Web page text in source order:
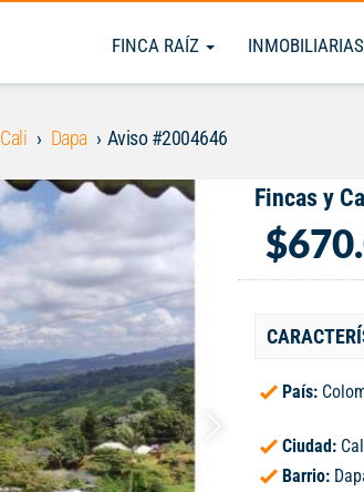
FINCA RAÍZ INMOBILIARIAS
Cali Dapa Aviso #2004646
Fincas y
País:
Ciudad:
Barrio: